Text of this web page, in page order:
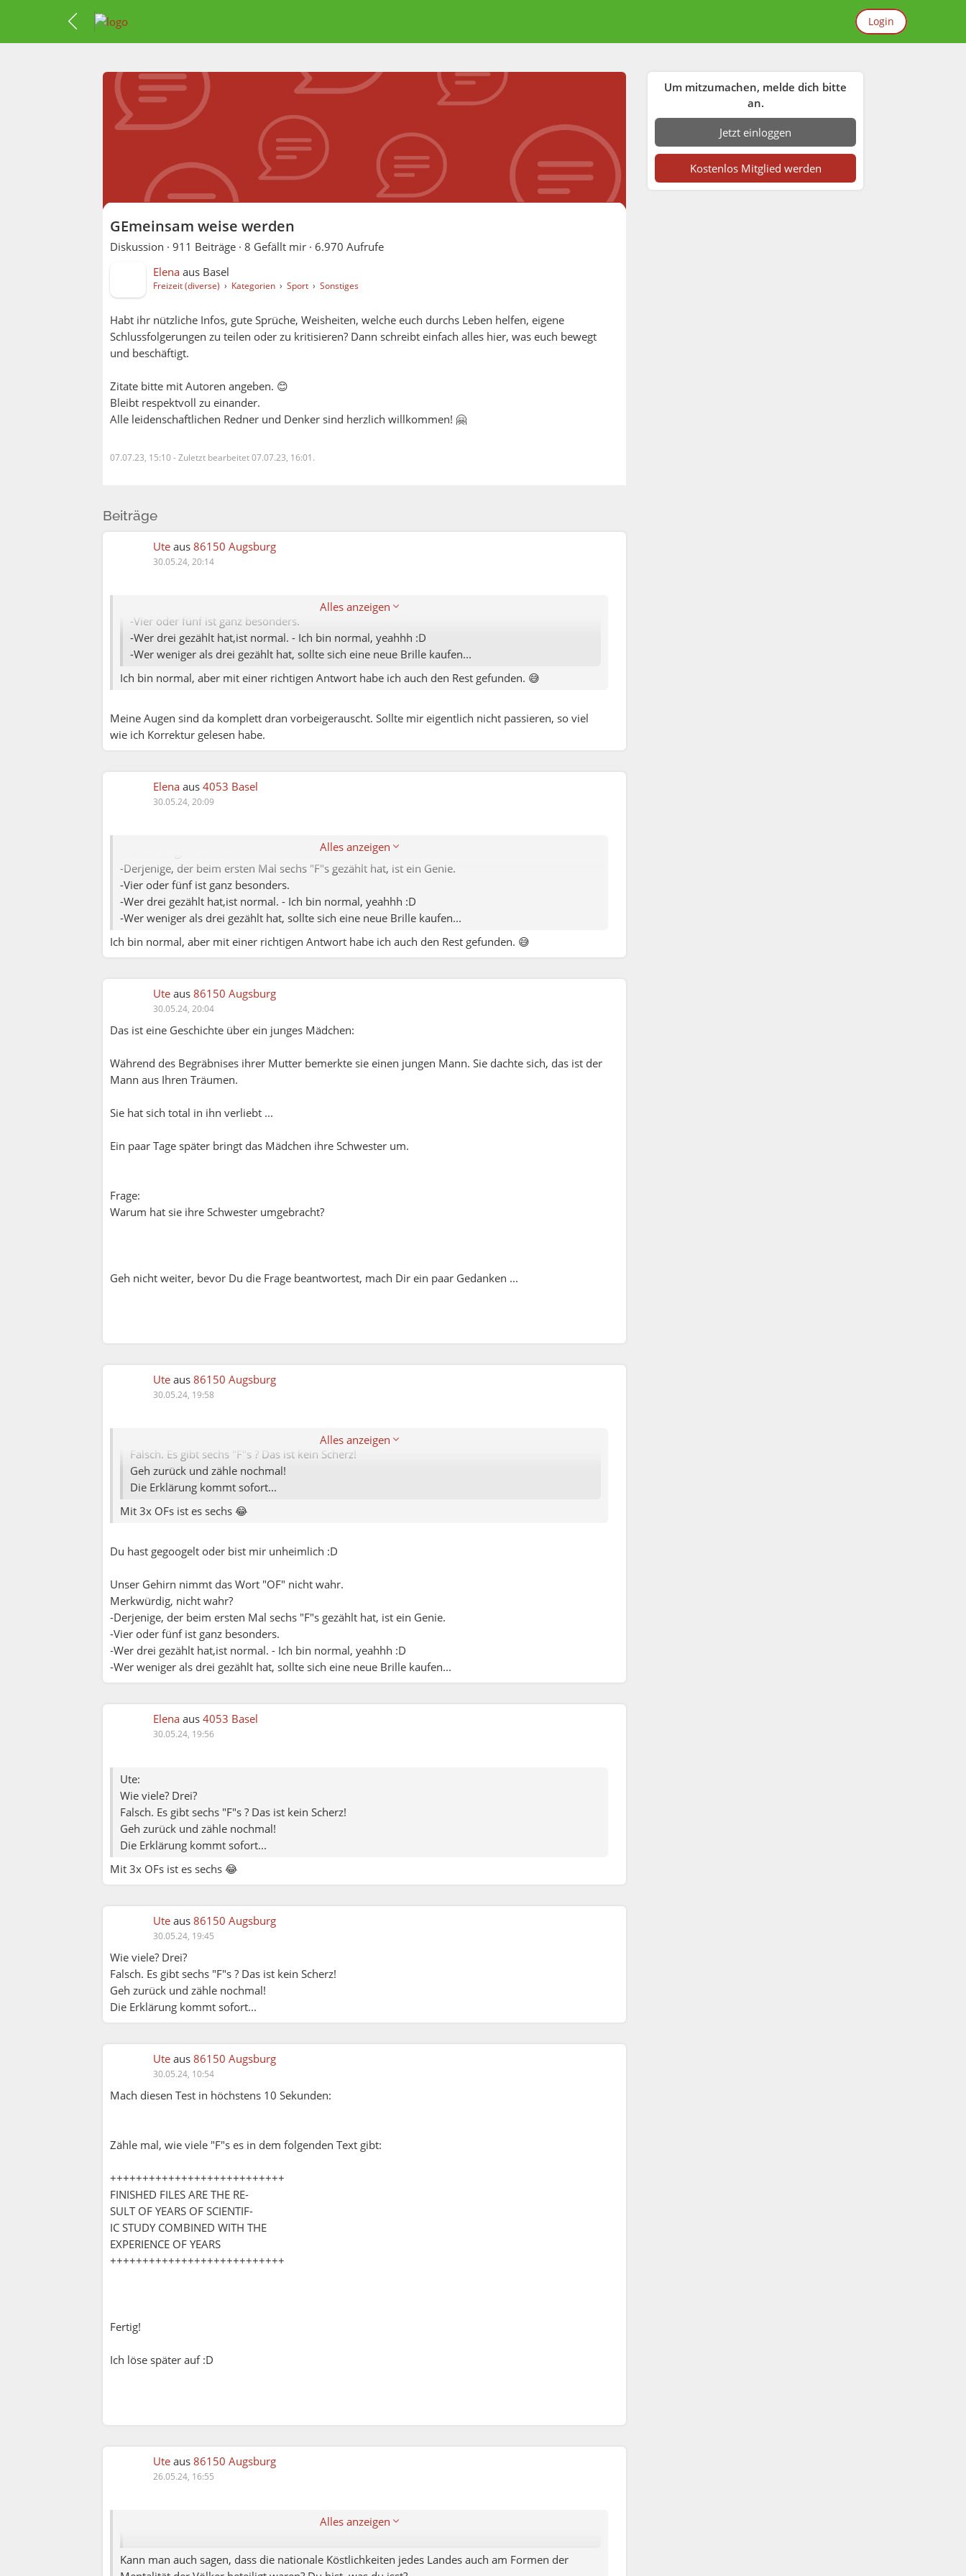
Login
Um mitzumachen, melde dich bitte
an.
Jetzt einloggen
Kostenlos Mitglied werden
GEmeinsam weise werden
Diskussion · 911 Beiträge · 8 Gefällt mir · 6.970 Aufrufe
Elena aus Basel
Freizeit (diverse) › Kategorien › Sport › Sonstiges
Habt ihr nützliche Infos, gute Sprüche, Weisheiten, welche euch durchs Leben helfen, eigene
Schlussfolgerungen zu teilen oder zu kritisieren? Dann schreibt einfach alles hier, was euch bewegt
und beschäftigt.
Zitate bitte mit Autoren angeben. 😊
Bleibt respektvoll zu einander.
Alle leidenschaftlichen Redner und Denker sind herzlich willkommen! 🤗
07.07.23, 15:10-Zuletzt bearbeitet 07.07.23, 16:01.
Beiträge
Ute aus 86150 Augsburg
30.05.24, 20:14
Alles anzeigen
Du hast gegoogelt oder bist mir unheimlich :D
-Derjenige, der beim ersten Mal sechs "F"s gezählt hat, ist ein Genie.
-Vier oder fünf ist ganz besonders.
-Wer drei gezählt hat,ist normal. - Ich bin normal, yeahhh :D
-Wer weniger als drei gezählt hat, sollte sich eine neue Brille kaufen...
Ich bin normal, aber mit einer richtigen Antwort habe ich auch den Rest gefunden. 😅
Meine Augen sind da komplett dran vorbeigerauscht. Sollte mir eigentlich nicht passieren, so viel
wie ich Korrektur gelesen habe.
Elena aus 4053 Basel
30.05.24, 20:09
Alles anzeigen
Elena:
Du hast gegoogelt oder bist mir unheimlich :D
-Derjenige, der beim ersten Mal sechs "F"s gezählt hat, ist ein Genie.
-Vier oder fünf ist ganz besonders.
-Wer drei gezählt hat,ist normal. - Ich bin normal, yeahhh :D
-Wer weniger als drei gezählt hat, sollte sich eine neue Brille kaufen...
Ich bin normal, aber mit einer richtigen Antwort habe ich auch den Rest gefunden. 😅
Ute aus 86150 Augsburg
30.05.24, 20:04
Das ist eine Geschichte über ein junges Mädchen:
Während des Begräbnises ihrer Mutter bemerkte sie einen jungen Mann. Sie dachte sich, das ist der
Mann aus Ihren Träumen.
Sie hat sich total in ihn verliebt ...
Ein paar Tage später bringt das Mädchen ihre Schwester um.
Frage:
Warum hat sie ihre Schwester umgebracht?
Geh nicht weiter, bevor Du die Frage beantwortest, mach Dir ein paar Gedanken ...
Ute aus 86150 Augsburg
30.05.24, 19:58
Alles anzeigen
Falsch. Es gibt sechs "F"s ? Das ist kein Scherz!
Geh zurück und zähle nochmal!
Die Erklärung kommt sofort...
Mit 3x OFs ist es sechs 😂
Du hast gegoogelt oder bist mir unheimlich :D
Unser Gehirn nimmt das Wort "OF" nicht wahr.
Merkwürdig, nicht wahr?
-Derjenige, der beim ersten Mal sechs "F"s gezählt hat, ist ein Genie.
-Vier oder fünf ist ganz besonders.
-Wer drei gezählt hat,ist normal. - Ich bin normal, yeahhh :D
-Wer weniger als drei gezählt hat, sollte sich eine neue Brille kaufen...
Elena aus 4053 Basel
30.05.24, 19:56
Ute:
Wie viele? Drei?
Falsch. Es gibt sechs "F"s ? Das ist kein Scherz!
Geh zurück und zähle nochmal!
Die Erklärung kommt sofort...
Mit 3x OFs ist es sechs 😂
Ute aus 86150 Augsburg
30.05.24, 19:45
Wie viele? Drei?
Falsch. Es gibt sechs "F"s ? Das ist kein Scherz!
Geh zurück und zähle nochmal!
Die Erklärung kommt sofort...
Ute aus 86150 Augsburg
30.05.24, 10:54
Mach diesen Test in höchstens 10 Sekunden:
Zähle mal, wie viele "F"s es in dem folgenden Text gibt:
+++++++++++++++++++++++++++
FINISHED FILES ARE THE RE-
SULT OF YEARS OF SCIENTIF-
IC STUDY COMBINED WITH THE
EXPERIENCE OF YEARS
+++++++++++++++++++++++++++
Fertig!
Ich löse später auf :D
Ute aus 86150 Augsburg
26.05.24, 16:55
Alles anzeigen
wurden emotionale Stabilität, Gewissenhaftigkeit, Geselligkeit und Verträglichkeit.
Kann man auch sagen, dass die nationale Köstlichkeiten jedes Landes auch am Formen der